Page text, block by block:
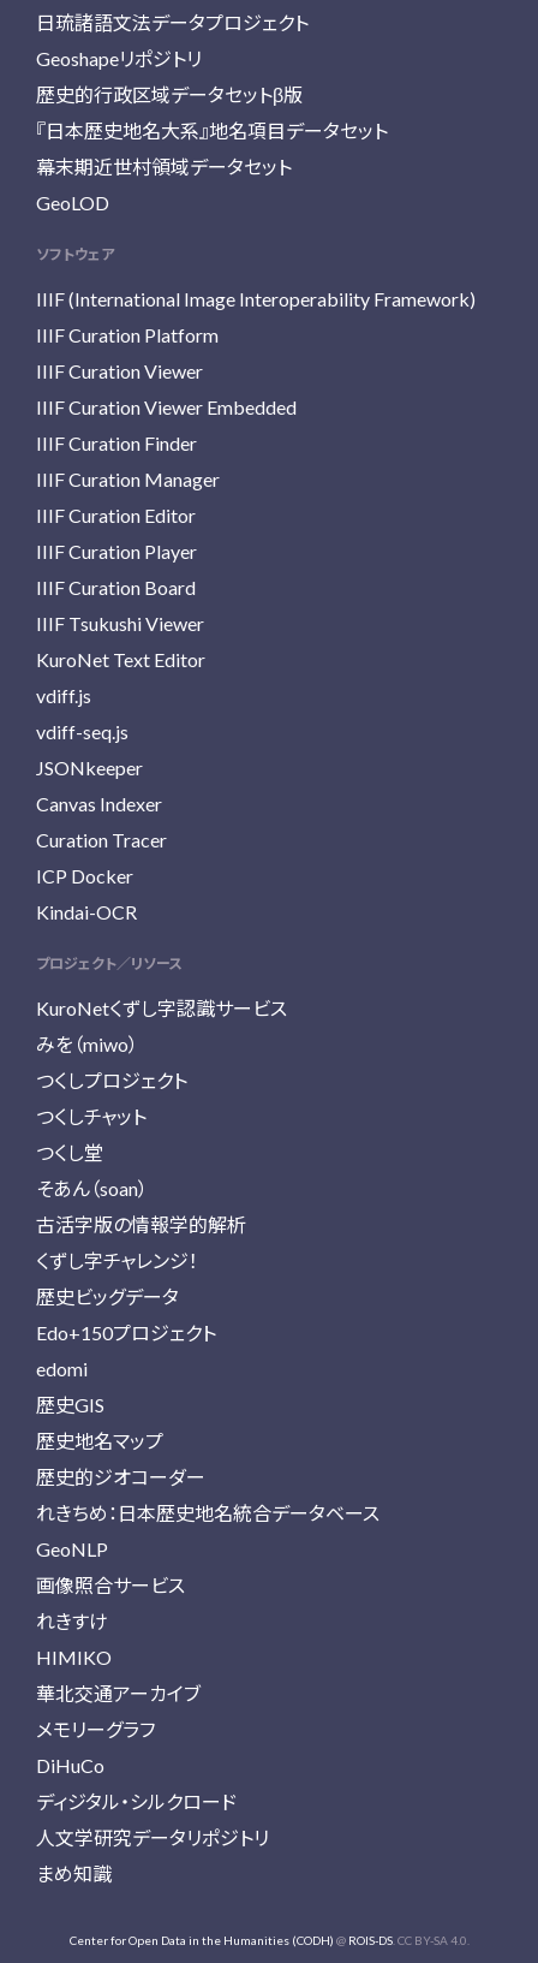
日琉諸語文法データプロジェクト
Geoshapeリポジトリ
歴史的行政区域データセットβ版
『日本歴史地名大系』地名項目データセット
幕末期近世村領域データセット
GeoLOD
ソフトウェア
IIIF (International Image Interoperability Framework)
IIIF Curation Platform
IIIF Curation Viewer
IIIF Curation Viewer Embedded
IIIF Curation Finder
IIIF Curation Manager
IIIF Curation Editor
IIIF Curation Player
IIIF Curation Board
IIIF Tsukushi Viewer
KuroNet Text Editor
vdiff.js
vdiff-seq.js
JSONkeeper
Canvas Indexer
Curation Tracer
ICP Docker
Kindai-OCR
プロジェクト／リソース
KuroNetくずし字認識サービス
みを（miwo）
つくしプロジェクト
つくしチャット
つくし堂
そあん（soan）
古活字版の情報学的解析
くずし字チャレンジ！
歴史ビッグデータ
Edo+150プロジェクト
edomi
歴史GIS
歴史地名マップ
歴史的ジオコーダー
れきちめ：日本歴史地名統合データベース
GeoNLP
画像照合サービス
れきすけ
HIMIKO
華北交通アーカイブ
メモリーグラフ
DiHuCo
ディジタル・シルクロード
人文学研究データリポジトリ
まめ知識
Center for Open Data in the Humanities (CODH) @ ROIS-DS. CC BY-SA 4.0.